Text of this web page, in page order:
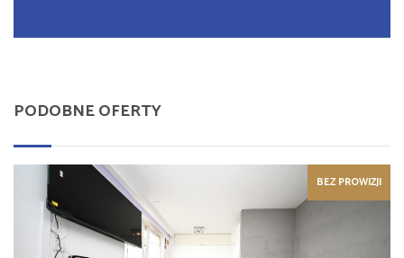
PODOBNE OFERTY
BEZ PROWIZJI